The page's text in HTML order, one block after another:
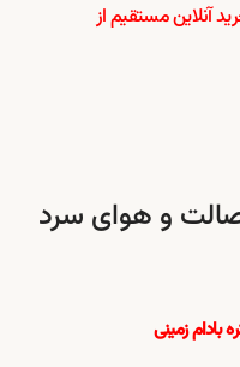
آنلاین مستقیم از
و هوای سرد
بادام زمینی